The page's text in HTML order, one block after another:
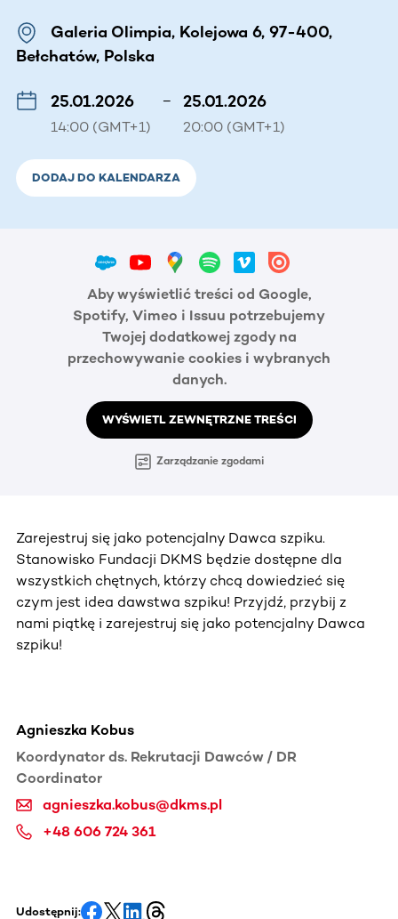
Galeria Olimpia, Kolejowa 6, 97-400,
Bełchatów, Polska
25.01.2026
14:00 (GMT+1)
– 25.01.2026
20:00 (GMT+1)
DODAJ DO KALENDARZA
Aby wyświetlić treści od Google,
Spotify, Vimeo i Issuu potrzebujemy
Twojej dodatkowej zgody na
przechowywanie cookies i wybranych
danych.
WYŚWIETL ZEWNĘTRZNE TREŚCI
Zarządzanie zgodami
Zarejestruj się jako potencjalny Dawca szpiku.
Stanowisko Fundacji DKMS będzie dostępne dla
wszystkich chętnych, którzy chcą dowiedzieć się
czym jest idea dawstwa szpiku! Przyjdź, przybij z
nami piątkę i zarejestruj się jako potencjalny Dawca
szpiku!
Agnieszka Kobus
Koordynator ds. Rekrutacji Dawców / DR
Coordinator
agnieszka.kobus@dkms.pl
+48 606 724 361
Udostępnij: